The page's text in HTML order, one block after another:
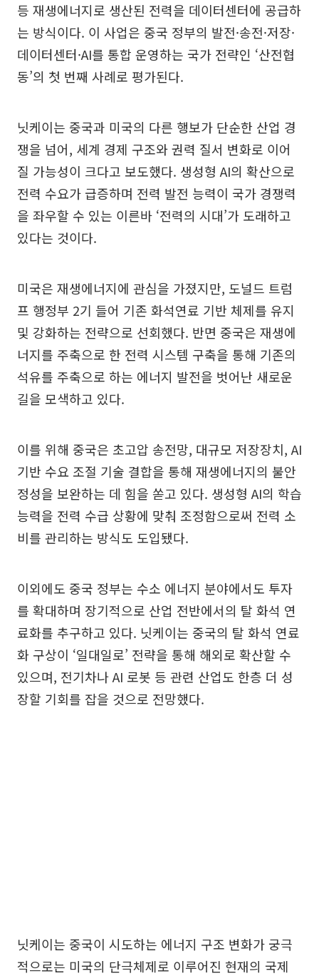
등 재생에너지로 생산된 전력을 데이터센터에 공급하
는 방식이다. 이 사업은 중국 정부의 발전·송전·저장·
데이터센터·AI를 통합 운영하는 국가 전략인 ‘산전협
동’의 첫 번째 사례로 평가된다.
닛케이는 중국과 미국의 다른 행보가 단순한 산업 경
쟁을 넘어, 세계 경제 구조와 권력 질서 변화로 이어
질 가능성이 크다고 보도했다. 생성형 AI의 확산으로
전력 수요가 급증하며 전력 발전 능력이 국가 경쟁력
을 좌우할 수 있는 이른바 ‘전력의 시대’가 도래하고
있다는 것이다.
미국은 재생에너지에 관심을 가졌지만, 도널드 트럼
프 행정부 2기 들어 기존 화석연료 기반 체제를 유지
및 강화하는 전략으로 선회했다. 반면 중국은 재생에
너지를 주축으로 한 전력 시스템 구축을 통해 기존의
석유를 주축으로 하는 에너지 발전을 벗어난 새로운
길을 모색하고 있다.
이를 위해 중국은 초고압 송전망, 대규모 저장장치, AI
기반 수요 조절 기술 결합을 통해 재생에너지의 불안
정성을 보완하는 데 힘을 쏟고 있다. 생성형 AI의 학습
능력을 전력 수급 상황에 맞춰 조정함으로써 전력 소
비를 관리하는 방식도 도입됐다.
이외에도 중국 정부는 수소 에너지 분야에서도 투자
를 확대하며 장기적으로 산업 전반에서의 탈 화석 연
료화를 추구하고 있다. 닛케이는 중국의 탈 화석 연료
화 구상이 ‘일대일로’ 전략을 통해 해외로 확산할 수
있으며, 전기차나 AI 로봇 등 관련 산업도 한층 더 성
장할 기회를 잡을 것으로 전망했다.
닛케이는 중국이 시도하는 에너지 구조 변화가 궁극
적으로는 미국의 단극체제로 이루어진 현재의 국제